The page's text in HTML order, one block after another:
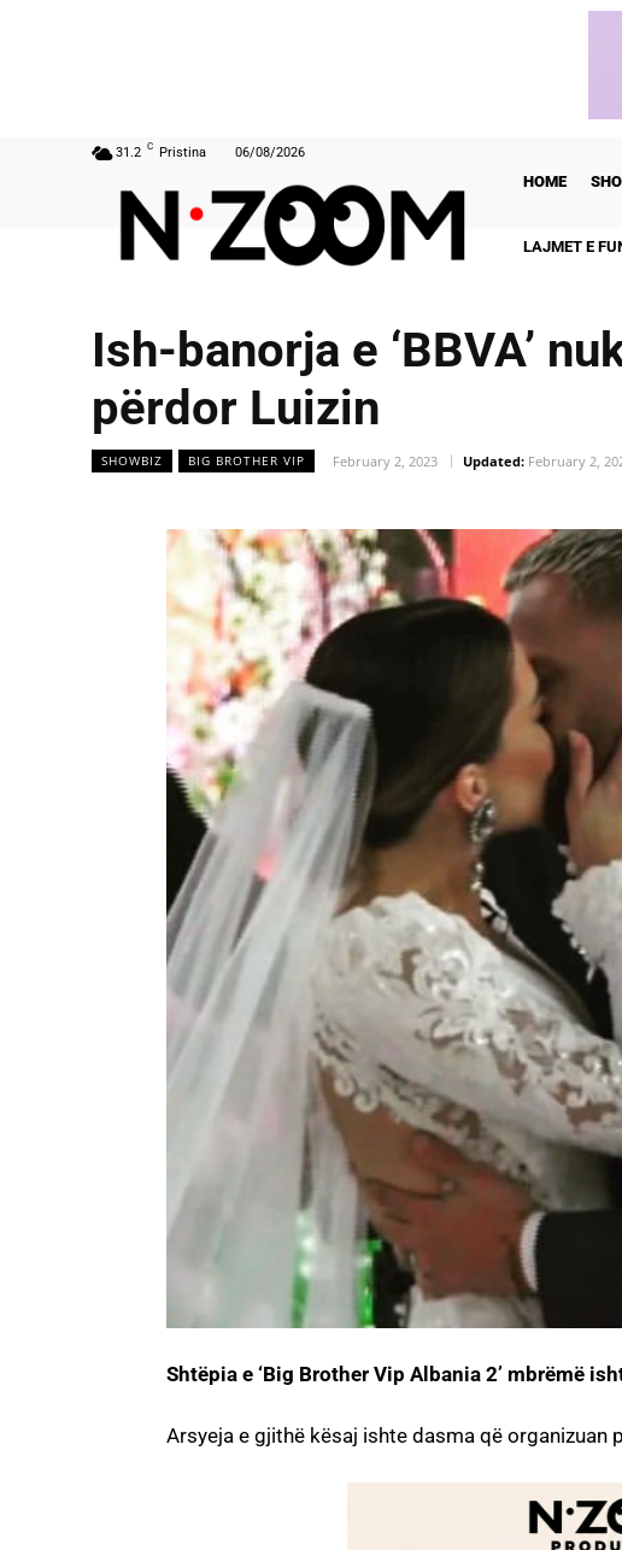
31.2 C Pristina 06/08/2026
HOME
LAJMET E
Ish-banorja e ‘BBVA’
përdor Luizin
SHOWBIZ BIG BROTHER VIP February 2, 2023 Updated: February 2,
Shtëpia e ‘Big Brother Vip Albania 2’ mbrëmë
Arsyeja e gjithë kësaj ishte dasma që organizuan